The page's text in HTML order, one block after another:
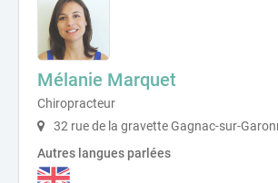
Mélanie Marquet
Chiropracteur
32 rue de la gravette Gagnac-sur-
Autres langues parlées